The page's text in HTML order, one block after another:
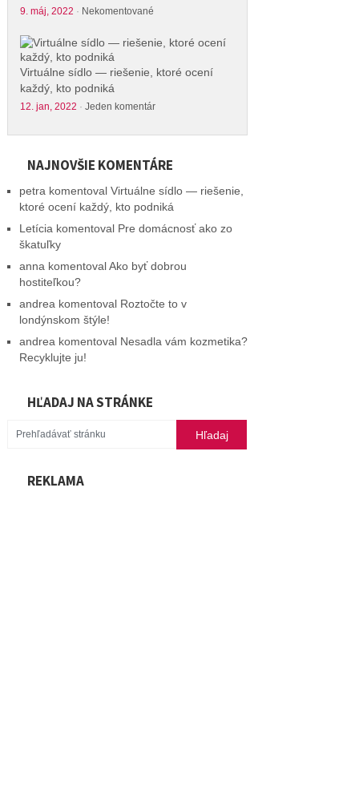
9. máj, 2022 · Nekomentované
Virtuálne sídlo — riešenie, ktoré ocení
každý, kto podniká
12. jan, 2022 · Jeden komentár
NAJNOVŠIE KOMENTÁRE
petra komentoval Virtuálne sídlo — riešenie,
ktoré ocení každý, kto podniká
Letícia komentoval Pre domácnosť ako zo
škatuľky
anna komentovalAko byť dobrou
hostiteľkou?
andrea komentoval Roztočte to v
londýnskom štýle!
andrea komentoval Nesadla vám kozmetika?
Recyklujte ju!
HĽADAJ NA STRÁNKE
REKLAMA